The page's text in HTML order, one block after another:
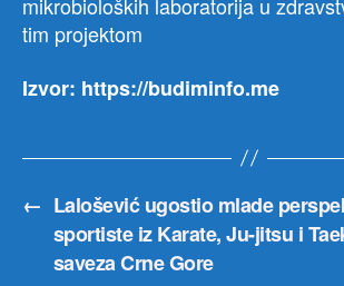
tim projektom
Izvor: https://budiminfo.me
← Lalošević ugostio mlade
sportiste iz Karate, Ju-jitsu i
saveza Crne Gore